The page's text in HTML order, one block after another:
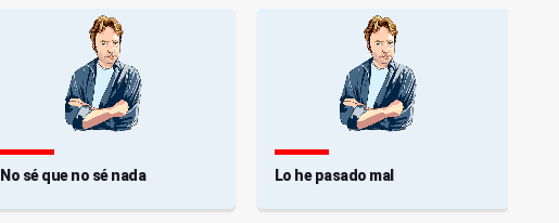
No sé que no sé nada Lo he pasado mal